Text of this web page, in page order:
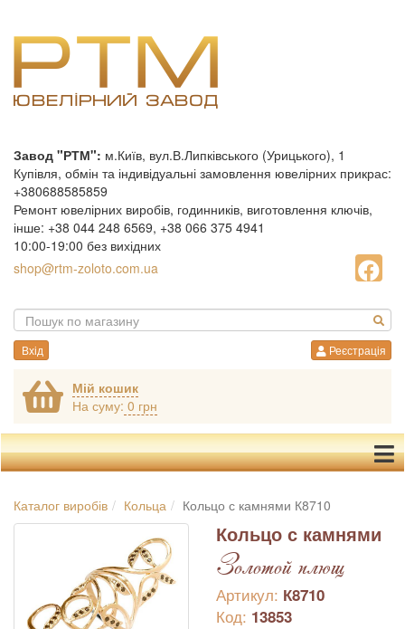
Завод "РТМ": м.Київ, вул.В.Липківського (Урицького), 1
Купівля, обмін та індивідуальні замовлення ювелірних прикрас:
+380688585859
Ремонт ювелірних виробів, годинників, виготовлення ключів,
інше: +38 044 248 6569, +38 066 375 4941
10:00-19:00 без вихідних
shop@rtm-zoloto.com.ua
Вхід Реєстрація
Мій кошик
На суму: 0 грн
Каталог виробів Кольца Кольцо с камнями К8710
Кольцо с камнями
Золотой плющ
Артикул: К8710
Код: 13853